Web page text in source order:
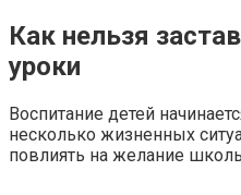
Как нельзя
уроки
Воспитание детей
несколько жизненных
повлиять на желание